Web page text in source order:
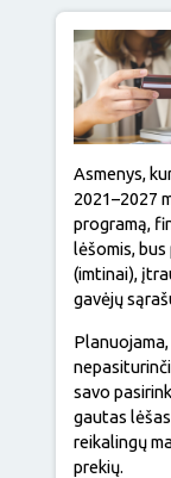
Asmenys,
2021–2027
programą,
lėšomis, bus
(imtinai),
gavėjų
savo
gautas
reikalingų
prekių.